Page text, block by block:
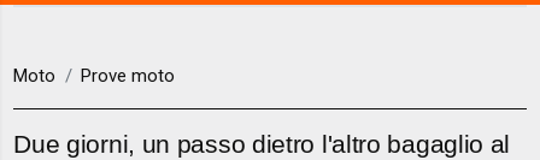
Moto Prove moto
Due giorni, un passo dietro l'altro bagaglio al